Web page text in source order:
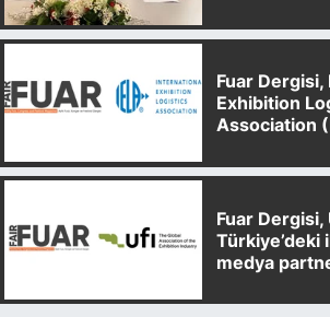
Fuar
Exhibition
Association
Fuar Dergisi,
Türkiye’deki
medya